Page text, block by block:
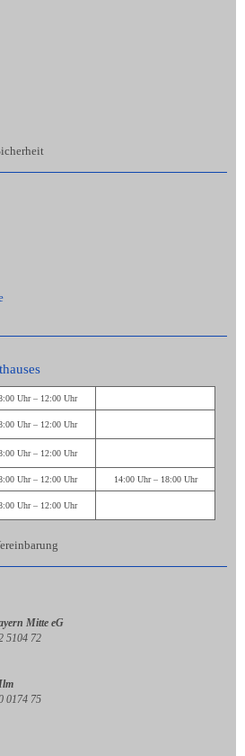
Uhr – 12:00 Uhr
Uhr – 12:00 Uhr
Uhr – 12:00 Uhr
Uhr – 12:00 Uhr 14:00 Uhr – 18:00 Uhr
Uhr – 12:00 Uhr
Mitte eG
5104 72
0174 75